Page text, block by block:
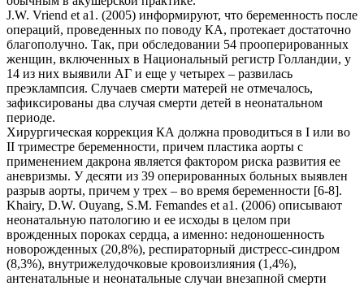
J.W. Vriend еt а1. (2005) информируют, что беременность после
операций, проведенных по поводу КА, протекает достаточно
благополучно. Так, при обследовании 54 прооперированных
женщин, включенных в Национальный регистр Голландии, у
14 из них выявили АГ и еще у четырех – развилась
преэклампсия. Случаев смерти матерей не отмечалось,
зафиксированы два случая смерти детей в неонатальном
периоде.
Хирургическая коррекция КА должна проводиться в I или во
II триместре беременности, причем пластика аорты с
применением дакрона является фактором риска развития ее
аневризмы. У десяти из 39 оперированных больных выявлен
разрыв аорты, причем у трех – во время беременности [6-8].
Khairy, D.W. Ouyang, S.M. Femandes еt а1. (2006) описывают
неонатальную патологию и ее исходы в целом при
врожденных пороках сердца, а именно: недоношенность
новорожденных (20,8%), респираторный дистресс-синдром
(8,3%), внутрижелудочковые кровоизлияния (1,4%),
антенатальные и неонатальные случаи внезапной смерти